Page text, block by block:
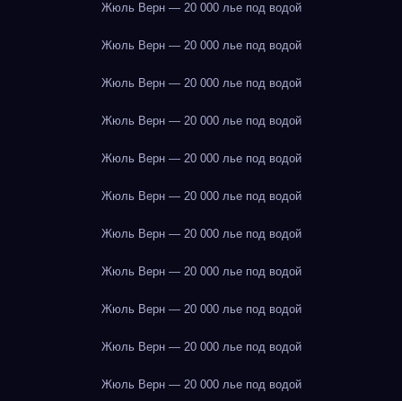
Жюль Верн — 20 000 лье под водой
Жюль Верн — 20 000 лье под водой
Жюль Верн — 20 000 лье под водой
Жюль Верн — 20 000 лье под водой
Жюль Верн — 20 000 лье под водой
Жюль Верн — 20 000 лье под водой
Жюль Верн — 20 000 лье под водой
Жюль Верн — 20 000 лье под водой
Жюль Верн — 20 000 лье под водой
Жюль Верн — 20 000 лье под водой
Жюль Верн — 20 000 лье под водой